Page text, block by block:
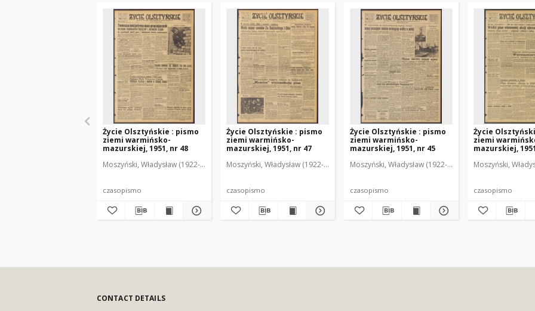
Życie Olsztyńskie : pismo
ziemi warmińsko-
mazurskiej, 1951, nr 48
Moszyński, Władysław (1922-2001). Red. Mroczkowski, Włodzimierz (1902-1971). Red. Osiecki, Andrzej. Red.
czasopismo
Życie Olsztyńskie : pismo
ziemi warmińsko-
mazurskiej, 1951, nr 47
Moszyński, Władysław (1922-2001). Red. Mroczkowski, Włodzimierz (1902-1971). Red.
czasopismo
Życie Olsztyńskie : pismo
ziemi warmińsko-
mazurskiej, 1951, nr 45
Moszyński, Władysław (1922-2001). Red. Mroczkowski,
czasopismo
Życie
ziemi
mazurskiej,
Moszyński,
czasopismo
CONTACT DETAILS